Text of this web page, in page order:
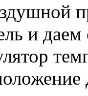
и даем